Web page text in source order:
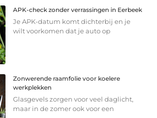
APK-check zonder verrassingen in Eerbeek
Je APK-datum komt dichterbij en je
wilt voorkomen dat je auto op
Zonwerende raamfolie voor koelere
werkplekken
Glasgevels zorgen voor veel daglicht,
maar in de zomer ook voor een